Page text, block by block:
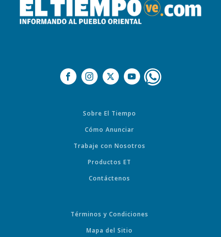
Sobre El Tiempo
Cómo Anunciar
Trabaje con Nosotros
Productos ET
Contáctenos
Términos y Condiciones
Mapa del Sitio